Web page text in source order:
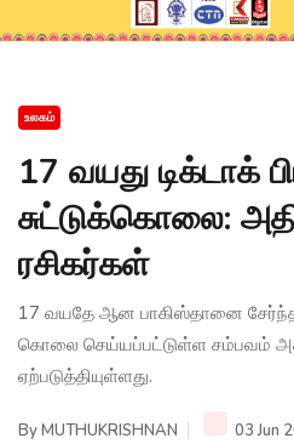
உலகம்
17 வயது டிக்டாக்
சுட்டுக்கொலை:
ரசிகர்கள்
17 வயதே ஆன பாகிஸ்தானை சேர்ந்த
கொலை செய்யப்பட்டுள்ள சம்பவம்
ஏற்படுத்தியுள்ளது.
ByMUTHUKRISHNAN
03 Jun